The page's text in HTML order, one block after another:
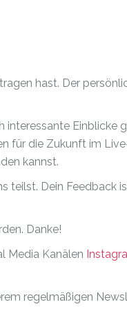
hast. Der
interessante Einblicke
für die Zukunft im
kannst.
teilst. Dein Feedback
Danke!
Media Kanälen
regelmäßigen